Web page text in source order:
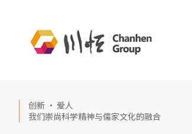
创新 · 爱人
我们崇尚科学精神与儒家文化的融合